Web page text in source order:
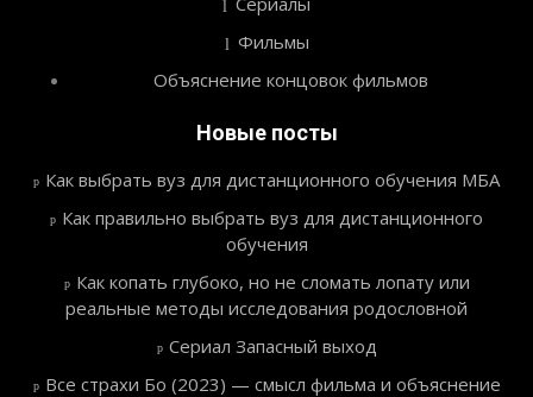
Фильмы
Объяснение концовок фильмов
Новые посты
Как выбрать вуз для дистанционного обучения МБА
Как правильно выбрать вуз для дистанционного
обучения
Как копать глубоко, но не сломать лопату или
реальные методы исследования родословной
Сериал Запасный выход
Все страхи Бо (2023) — смысл фильма и объяснение